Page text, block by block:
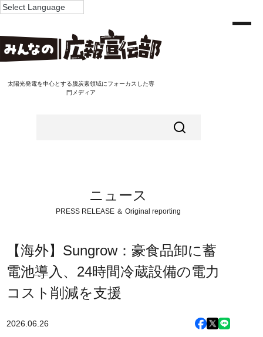
太陽光発電を中心とする脱炭素領域にフォーカスした専
門メディア
ニュース
PRESS RELEASE ＆ Original reporting
【海外】Sungrow：豪食品卸に蓄
電池導入、24時間冷蔵設備の電力
コスト削減を支援
2026.06.26